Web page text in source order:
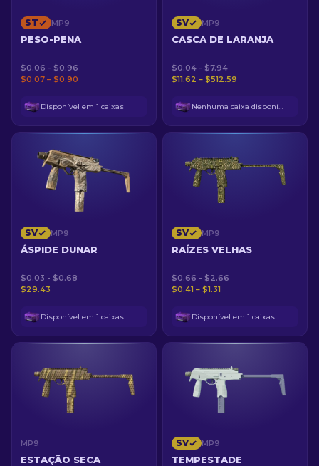
ST MP9
PESO-PENA
$0.06 - $0.96
$0.07 – $0.90
Disponível em 1 caixas
SV MP9
CASCA DE LARANJA
$0.04 - $7.94
$11.62 – $512.59
Nenhuma caixa disponível
SV MP9
ÁSPIDE DUNAR
$0.03 - $0.68
$29.43
Disponível em 1 caixas
SV MP9
RAÍZES VELHAS
$0.66 - $2.66
$0.41 – $1.31
Disponível em 1 caixas
MP9
ESTAÇÃO SECA
SV MP9
TEMPESTADE